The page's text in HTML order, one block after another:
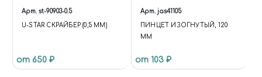
Арт. st-90903-0.5
U-STAR СКРАЙБЕР (0,5 ММ)
от 650 ₽
Арт. jas41105
ПИНЦЕТ ИЗОГНУТЫЙ, 120
ММ
от 103 ₽